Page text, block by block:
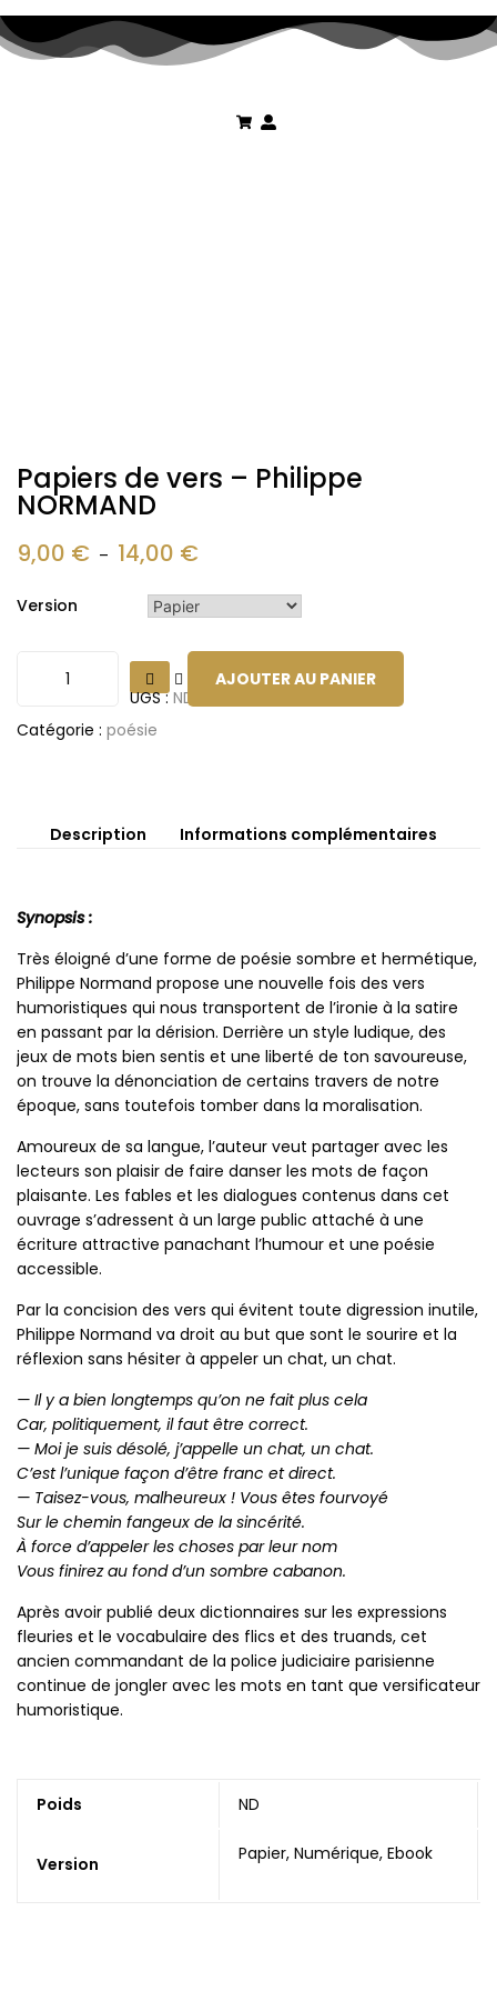
Papiers de vers – Philippe
NORMAND
9,00 € – 14,00 €
Version
AJOUTER AU PANIER
UGS :ND
Catégorie : poésie
Description Informations complémentaires
Synopsis :
Très éloigné d’une forme de poésie sombre et hermétique,
Philippe Normand propose une nouvelle fois des vers
humoristiques qui nous transportent de l’ironie à la satire
en passant par la dérision. Derrière un style ludique, des
jeux de mots bien sentis et une liberté de ton savoureuse,
on trouve la dénonciation de certains travers de notre
époque, sans toutefois tomber dans la moralisation.
Amoureux de sa langue, l’auteur veut partager avec les
lecteurs son plaisir de faire danser les mots de façon
plaisante. Les fables et les dialogues contenus dans cet
ouvrage s’adressent à un large public attaché à une
écriture attractive panachant l’humour et une poésie
accessible.
Par la concision des vers qui évitent toute digression inutile,
Philippe Normand va droit au but que sont le sourire et la
réflexion sans hésiter à appeler un chat, un chat.
— Il y a bien longtemps qu’on ne fait plus cela
Car, politiquement, il faut être correct.
— Moi je suis désolé, j’appelle un chat, un chat.
C’est l’unique façon d’être franc et direct.
— Taisez-vous, malheureux ! Vous êtes fourvoyé
Sur le chemin fangeux de la sincérité.
À force d’appeler les choses par leur nom
Vous finirez au fond d’un sombre cabanon.
Après avoir publié deux dictionnaires sur les expressions
fleuries et le vocabulaire des flics et des truands, cet
ancien commandant de la police judiciaire parisienne
continue de jongler avec les mots en tant que versificateur
humoristique.
Poids ND
Version Papier, Numérique, Ebook